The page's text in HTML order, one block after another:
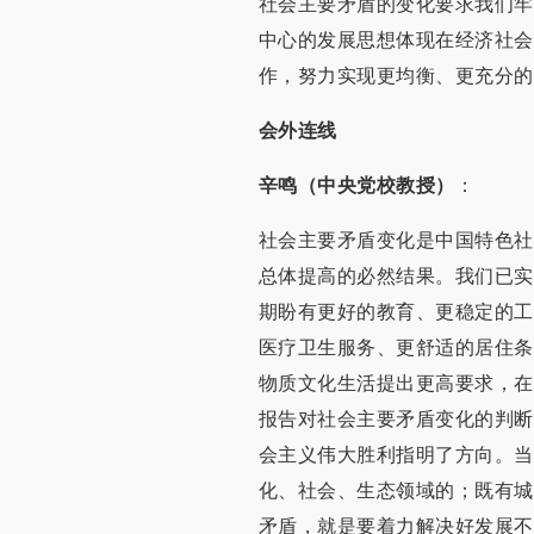
社会主要矛盾的变化要求我们
中心的发展思想体现在经济社
作，努力实现更均衡、更充分
会外连线
辛鸣（中央党校教授） ：
社会主要矛盾变化是中国特色
总体提高的必然结果。我们已
期盼有更好的教育、更稳定的
医疗卫生服务、更舒适的居住
物质文化生活提出更高要求，
报告对社会主要矛盾变化的判
会主义伟大胜利指明了方向。
化、社会、生态领域的；既有
矛盾，就是要着力解决好发展